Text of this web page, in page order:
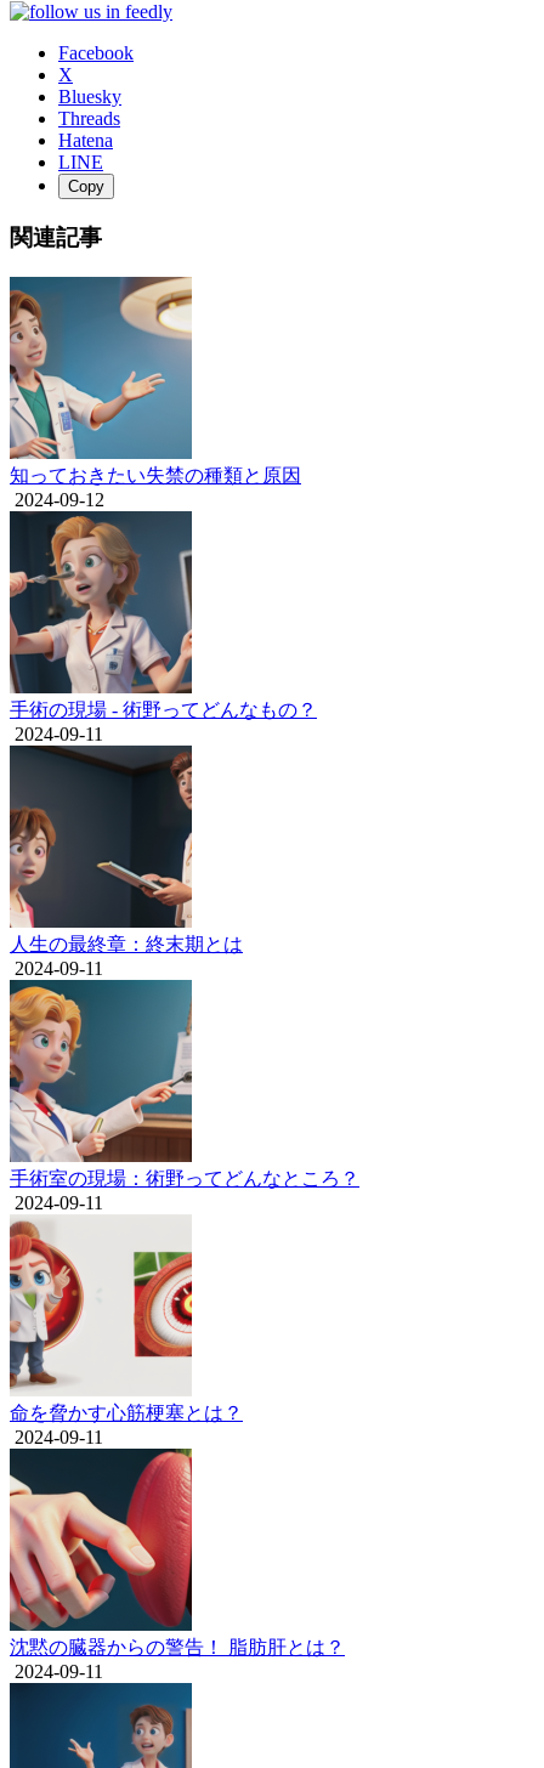
Facebook
X
Bluesky
Threads
Hatena
LINE
Copy
関連記事
知っておきたい失禁の種類と原因
2024-09-12
手術の現場 - 術野ってどんなもの？
2024-09-11
人生の最終章：終末期とは
2024-09-11
手術室の現場：術野ってどんなところ？
2024-09-11
命を脅かす心筋梗塞とは？
2024-09-11
沈黙の臓器からの警告！ 脂肪肝とは？
2024-09-11